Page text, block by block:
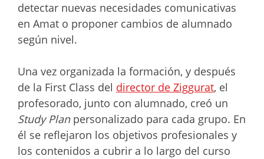
detectar nuevas necesidades comunicativas
en Amat o proponer cambios de alumnado
según nivel.
Una vez organizada la formación, y después
de la First Class del director de Ziggurat, el
profesorado, junto con alumnado, creó un
Study Plan personalizado para cada grupo. En
él se reflejaron los objetivos profesionales y
los contenidos a cubrir a lo largo del curso